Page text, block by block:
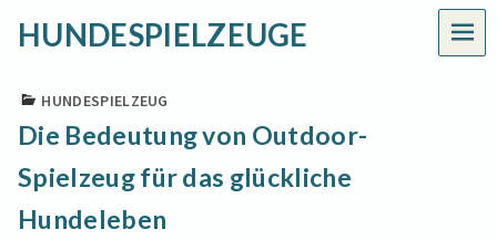
HUNDESPIELZEUGE
HUNDESPIELZEUG
Die Bedeutung von Outdoor-
Spielzeug für das glückliche
Hundeleben